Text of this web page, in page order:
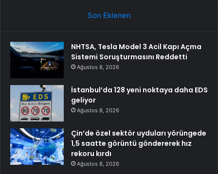
Son Eklenen
NHTSA, Tesla Model 3 Acil Kapı Açma
Sistemi Soruşturmasını Reddetti
Ağustos 8, 2026
İstanbul’da 128 yeni noktaya daha EDS
geliyor
Ağustos 8, 2026
Çin’de özel sektör uyduları yörüngede
1,5 saatte görüntü göndererek hız
rekoru kırdı
Ağustos 8, 2026